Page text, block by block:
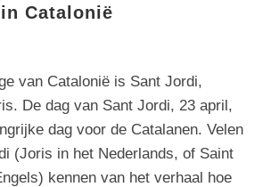
Catalonië
van Catalonië is Sant Jordi,
De dag van Sant Jordi, 23 april,
dag voor de Catalanen. Velen
(Joris in het Nederlands, of Saint
kennen van het verhaal hoe